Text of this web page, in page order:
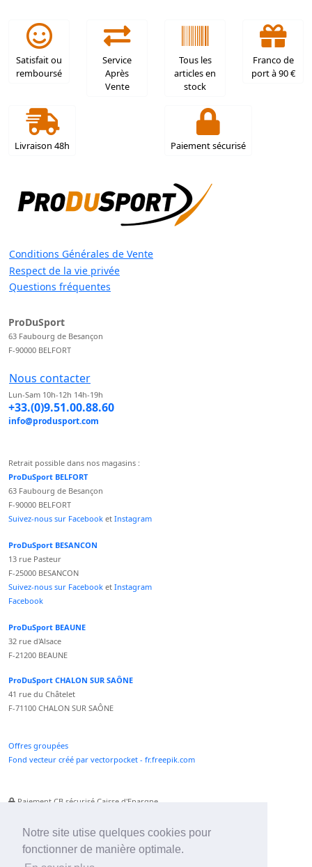
Notre site utise quelques cookies pour
fonctionner de manière optimale.
Satisfait ou
remboursé
Service
Après
Vente
Tous les
articles en
stock
Franco de
port à 90 €
Livraison 48h Paiement sécurisé
Conditions Générales de Vente
Respect de la vie privée
Questions fréquentes
ProDuSport
63 Faubourg de Besançon
F-90000 BELFORT
Nous contacter
Lun-Sam 10h-12h 14h-19h
+33.(0)9.51.00.88.60
info@produsport.com
Retrait possible dans nos magasins :
ProDuSport BELFORT
63 Faubourg de Besançon
F-90000 BELFORT
Suivez-nous sur Facebook et Instagram
ProDuSport BESANCON
13 rue Pasteur
F-25000 BESANCON
Suivez-nous sur Facebook et Instagram
Facebook
ProDuSport BEAUNE
32 rue d'Alsace
F-21200 BEAUNE
ProDuSport CHALON SUR SAÔNE
41 rue du Châtelet
F-71100 CHALON SUR SAÔNE
Offres groupées
Fond vecteur créé par vectorpocket - fr.freepik.com
Paiement CB sécurisé Caisse d'Epargne
Paiement Paypal accepté